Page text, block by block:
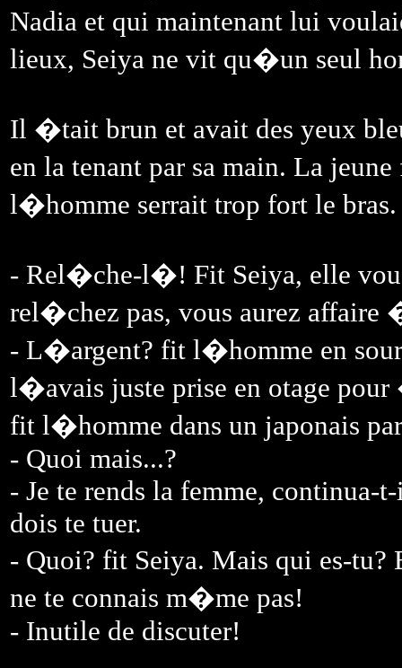
Nadia et qui maintenant lui
lieux, Seiya ne vit qu�un seul
Il �tait brun et avait des yeux
en la tenant par sa main. La
l�homme serrait trop fort le bras.
- Rel�che-l�! Fit Seiya, elle
rel�chez pas, vous aurez affaire
- L�argent? fit l�homme en
l�avais juste prise en otage
fit l�homme dans un japonais
- Quoi mais...?
- Je te rends la femme,
dois te tuer.
- Quoi? fit Seiya. Mais qui es-
ne te connais m�me pas!
- Inutile de discuter!